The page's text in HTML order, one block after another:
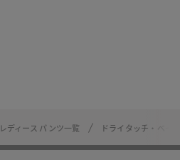
レディース パンツ一覧 ドライタッチ・ベイ